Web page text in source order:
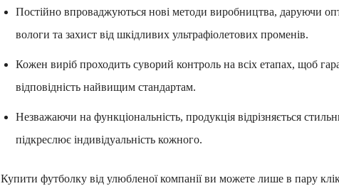
Постійно впроваджуються нові методи виробництва, даруючи
вологи та захист від шкідливих ультрафіолетових променів.
Кожен виріб проходить суворий контроль на всіх етапах, щоб
відповідність найвищим стандартам.
Незважаючи на функціональність, продукція відрізняється
підкреслює індивідуальність кожного.
Купити футболку від улюбленої компанії ви можете лише в пару